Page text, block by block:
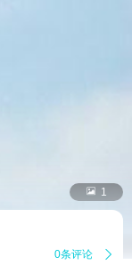
 1
0条评论 